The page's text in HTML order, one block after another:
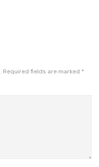
Required fields are marked *